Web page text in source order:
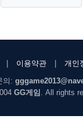
이용약관
개인
의:
GG게임 . All rights